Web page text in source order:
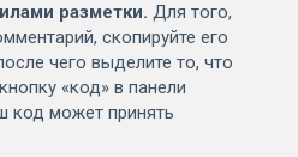
разметки. Для того,
скопируйте его
чего выделите то, что
«код» в панели
код может принять